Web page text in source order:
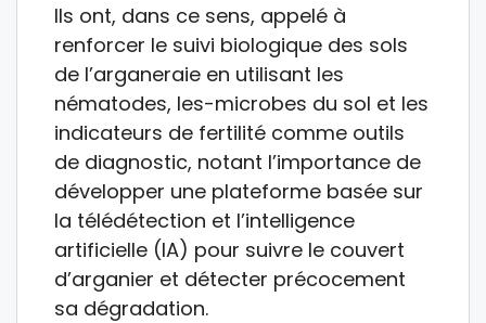
Ils ont, dans ce sens, appelé à
renforcer le suivi biologique des sols
de l’arganeraie en utilisant les
nématodes, les-microbes du sol et les
indicateurs de fertilité comme outils
de diagnostic, notant l’importance de
développer une plateforme basée sur
la télédétection et l’intelligence
artificielle (IA) pour suivre le couvert
d’arganier et détecter précocement
sa dégradation.